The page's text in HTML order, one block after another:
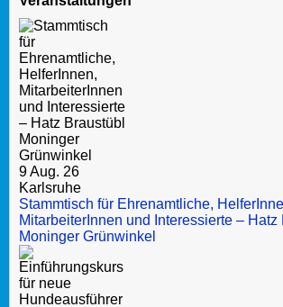
9 Aug. 26
Karlsruhe
Stammtisch für Ehrenamtliche,
MitarbeiterInnen und Interessierte – Hatz
Moninger Grünwinkel